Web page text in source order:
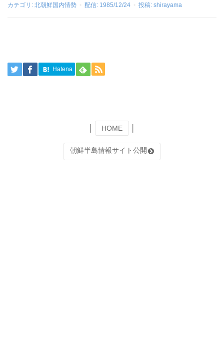
カテゴリ: 北朝鮮国内情勢 配信: 1985/12/24 投稿: shirayama
Hatena
HOME
朝鮮半島情報サイト公開